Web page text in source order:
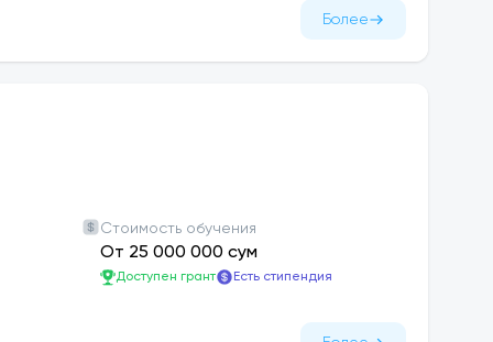
в местных и международных
Южная Корея, Россия через партнерские
процесс и предназначены для
Более
Стоимость обучения
От 25 000 000 сум
Доступен грант Есть стипендия